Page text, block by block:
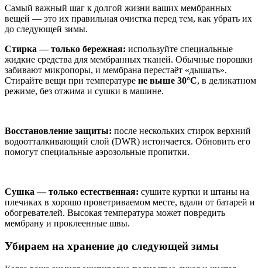
Самый важный шаг к долгой жизни ваших мембранных
вещей — это их правильная очистка перед тем, как убрать их
до следующей зимы.
Стирка — только бережная: используйте специальные
жидкие средства для мембранных тканей. Обычные порошки
забивают микропоры, и мембрана перестаёт «дышать».
Стирайте вещи при температуре не выше 30°C, в деликатном
режиме, без отжима и сушки в машине.
Восстановление защиты: после нескольких стирок верхний
водоотталкивающий слой (DWR) истончается. Обновить его
помогут специальные аэрозольные пропитки.
Сушка — только естественная: сушите куртки и штаны на
плечиках в хорошо проветриваемом месте, вдали от батарей и
обогревателей. Высокая температура может повредить
мембрану и проклеенные швы.
Убираем на хранение до следующей зимы